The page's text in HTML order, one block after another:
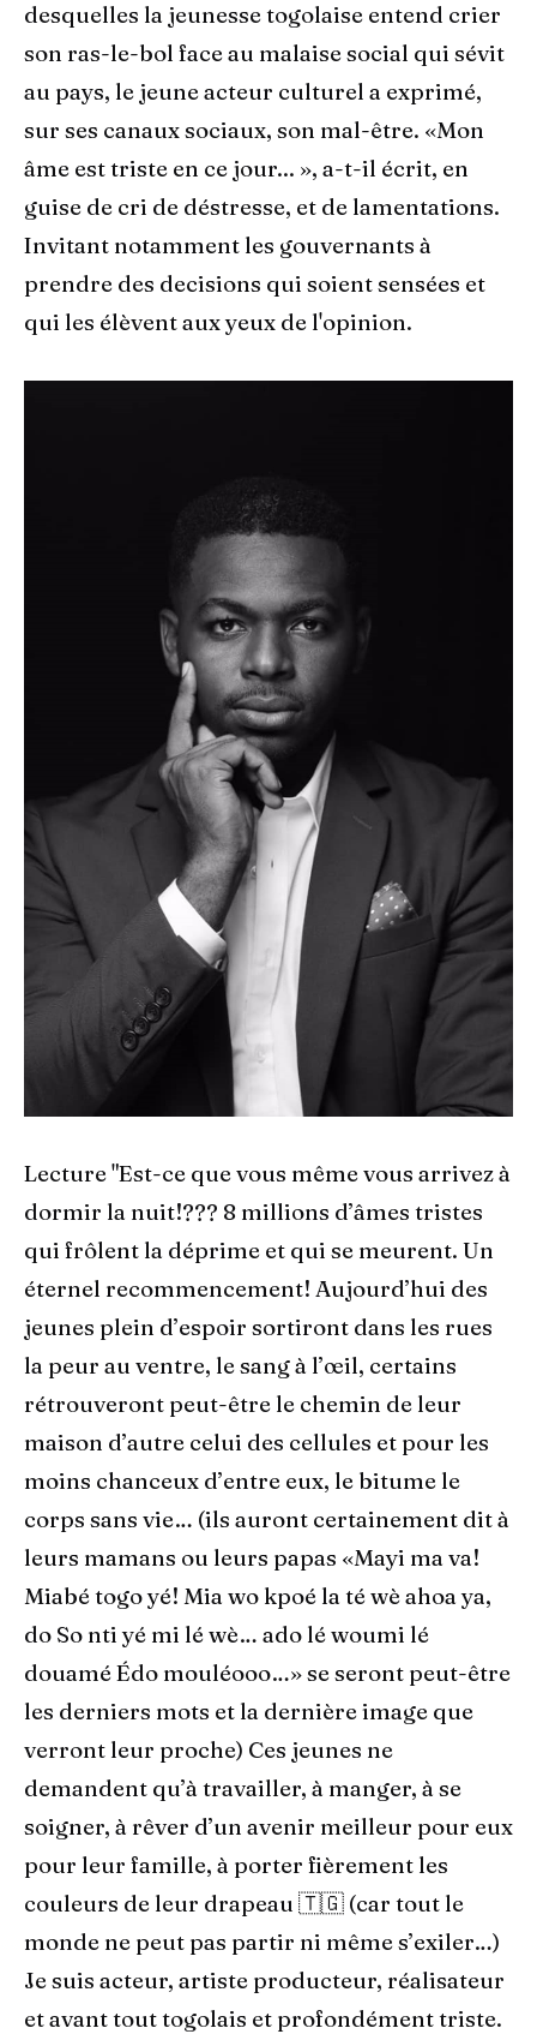
desquelles la jeunesse togolaise entend crier
son ras-le-bol face au malaise social qui sévit
au pays, le jeune acteur culturel a exprimé,
sur ses canaux sociaux, son mal-être. «Mon
âme est triste en ce jour... », a-t-il écrit, en
guise de cri de déstresse, et de lamentations.
Invitant notamment les gouvernants à
prendre des decisions qui soient sensées et
qui les élèvent aux yeux de l'opinion.
Lecture "Est-ce que vous même vous arrivez à
dormir la nuit!??? 8 millions d’âmes tristes
qui frôlent la déprime et qui se meurent. Un
éternel recommencement! Aujourd’hui des
jeunes plein d’espoir sortiront dans les rues
la peur au ventre, le sang à l’œil, certains
rétrouveront peut-être le chemin de leur
maison d’autre celui des cellules et pour les
moins chanceux d’entre eux, le bitume le
corps sans vie… (ils auront certainement dit à
leurs mamans ou leurs papas «Mayi ma va!
Miabé togo yé! Mia wo kpoé la té wè ahoa ya,
do So nti yé mi lé wè… ado lé woumi lé
douamé Édo mouléooo…» se seront peut-être
les derniers mots et la dernière image que
verront leur proche) Ces jeunes ne
demandent qu’à travailler, à manger, à se
soigner, à rêver d’un avenir meilleur pour eux
pour leur famille, à porter fièrement les
couleurs de leur drapeau 🇹🇬 (car tout le
monde ne peut pas partir ni même s’exiler…)
Je suis acteur, artiste producteur, réalisateur
et avant tout togolais et profondément triste.